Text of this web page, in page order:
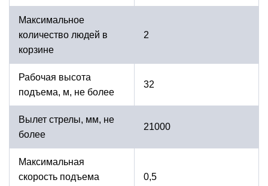
Максимальное
количество людей в
корзине
2
Рабочая высота
подъема, м, не более
32
Вылет стрелы, мм, не
более
21000
Максимальная
скорость подъема
0,5